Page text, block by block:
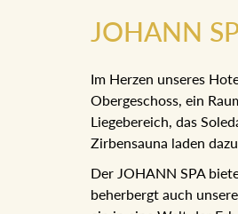
JOHANN
Im Herzen unseres
Obergeschoss, ein
Liegebereich, das
Zirbensauna laden
Der JOHANN SPA
beherbergt auch